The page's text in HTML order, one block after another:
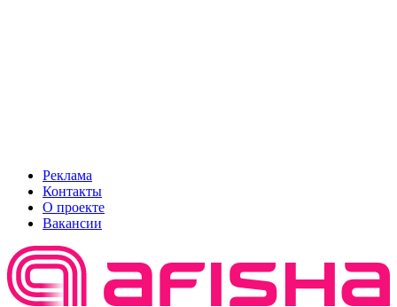
Реклама
Контакты
О проекте
Вакансии